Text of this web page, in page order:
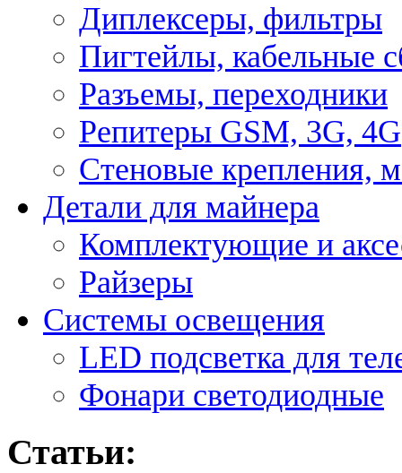
Диплексеры, фильтры
Пигтейлы, кабельные
Разъемы, переходники
Репитеры GSM, 3G, 4G
Стеновые крепления,
Детали для майнера
Комплектующие и
Райзеры
Системы освещения
LED подсветка для
Фонари светодиодные
Статьи: